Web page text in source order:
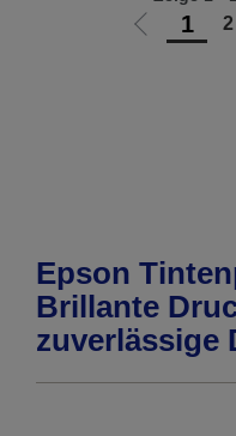
Zur
1 2
Epson
Brillante
zuverlässige